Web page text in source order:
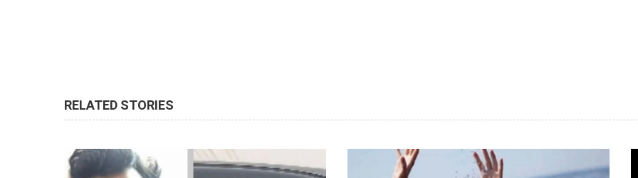
RELATED STORIES